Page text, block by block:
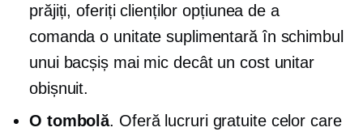
prăjiți, oferiți clienților opțiunea de a
comanda o unitate suplimentară în schimbul
unui bacșiș mai mic decât un cost unitar
obișnuit.
O tombolă. Oferă lucruri gratuite celor care